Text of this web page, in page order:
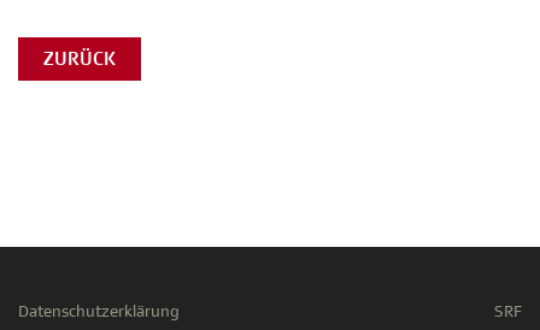
ZURÜCK
Datenschutzerklärung SRF